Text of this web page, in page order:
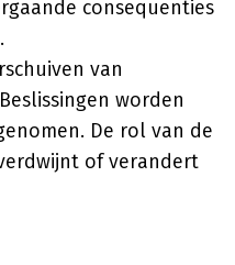
consequenties
van
worden
De rol van de
of verandert